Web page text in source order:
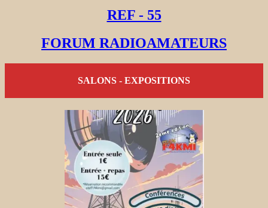
REF - 55
FORUM RADIOAMATEURS
SALONS - EXPOSITIONS